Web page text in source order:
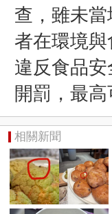
查，雖未
者在環境
違反食品
開罰，最高
相關新聞